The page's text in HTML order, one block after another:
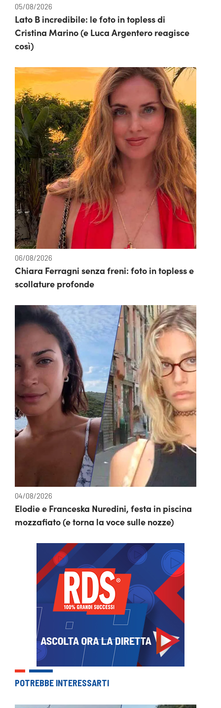
05/08/2026
Lato B incredibile: le foto in topless di
Cristina Marino (e Luca Argentero reagisce
così)
06/08/2026
Chiara Ferragni senza freni: foto in topless e
scollature profonde
04/08/2026
Elodie e Franceska Nuredini, festa in piscina
mozzafiato (e torna la voce sulle nozze)
POTREBBE INTERESSARTI